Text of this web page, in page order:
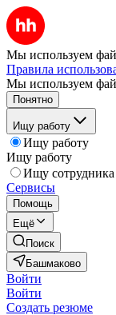
Мы используем
Правила
Мы используем
Понятно
Ищу работу
Ищу работу
Ищу работу
Ищу сотрудника
Сервисы
Помощь
Ещё
Поиск
Башмаково
Войти
Войти
Создать резюме